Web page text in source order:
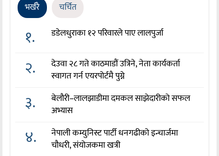
भर्खरै चर्चित
१. डडेलधुराका १२ परिवारले पाए लालपुर्जा
२.
देउवा २८ गते काठमाडौं उत्रिने, नेता कार्यकर्ता
स्वागत गर्न एयरपोर्टमै पुग्ने
३.
बेलौरी–लालझाडीमा दमकल साझेदारीको सफल
अभ्यास
४.
नेपाली कम्युनिस्ट पार्टी धनगढीको इन्चार्जमा
चौधरी, संयोजकमा खत्री